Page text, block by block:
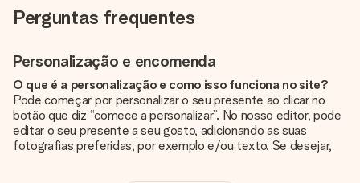
Perguntas frequentes
Personalização e encomenda
O que é a personalização e como isso funciona no site?
Pode começar por personalizar o seu presente ao clicar no
botão que diz “comece a personalizar”. No nosso editor, pode
editar o seu presente a seu gosto, adicionando as suas
fotografias preferidas, por exemplo e/ou texto. Se desejar,